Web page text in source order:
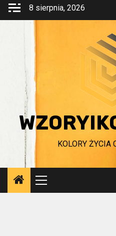
Przejdź
8 sierpnia, 2026
KOLORY ŻYCIA
Menu
główne